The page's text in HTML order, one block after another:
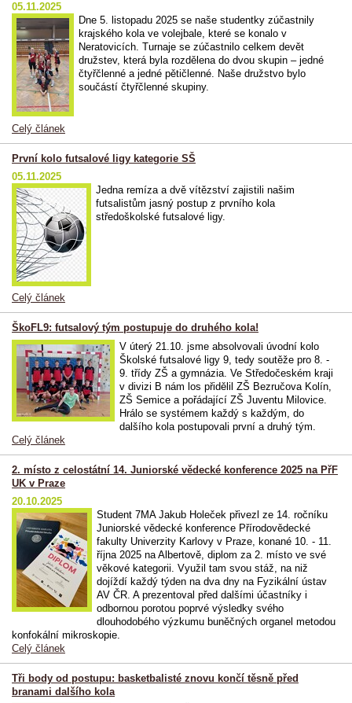
05.11.2025
Dne 5. listopadu 2025 se naše studentky zúčastnily
krajského kola ve volejbale, které se konalo v
Neratovicích. Turnaje se zúčastnilo celkem devět
družstev, která byla rozdělena do dvou skupin – jedné
čtyřčlenné a jedné pětičlenné. Naše družstvo bylo
součástí čtyřčlenné skupiny.
Celý článek
První kolo futsalové ligy kategorie SŠ
05.11.2025
Jedna remíza a dvě vítězství zajistili našim
futsalistům jasný postup z prvního kola
středoškolské futsalové ligy.
Celý článek
ŠkoFL9: futsalový tým postupuje do druhého kola!
V úterý 21.10. jsme absolvovali úvodní kolo
Školské futsalové ligy 9, tedy soutěže pro 8. -
9. třídy ZŠ a gymnázia. Ve Středočeském kraji
v divizi B nám los přidělil ZŠ Bezručova Kolín,
ZŠ Semice a pořádající ZŠ Juventu Milovice.
Hrálo se systémem každý s každým, do
dalšího kola postupovali první a druhý tým.
Celý článek
2. místo z celostátní 14. Juniorské vědecké konference 2025 na PřF
UK v Praze
20.10.2025
Student 7MA Jakub Holeček přivezl ze 14. ročníku
Juniorské vědecké konference Přírodovědecké
fakulty Univerzity Karlovy v Praze, konané 10. - 11.
října 2025 na Albertově, diplom za 2. místo ve své
věkové kategorii. Využil tam svou stáž, na niž
dojíždí každý týden na dva dny na Fyzikální ústav
AV ČR. A prezentoval před dalšími účastníky i
odbornou porotou poprvé výsledky svého
dlouhodobého výzkumu buněčných organel metodou
konfokální mikroskopie.
Celý článek
Tři body od postupu: basketbalisté znovu končí těsně před
branami dalšího kola